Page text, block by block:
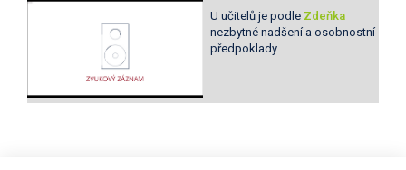
U učitelů je podle Zdeňka
nezbytné nadšení a osobnostní
předpoklady.